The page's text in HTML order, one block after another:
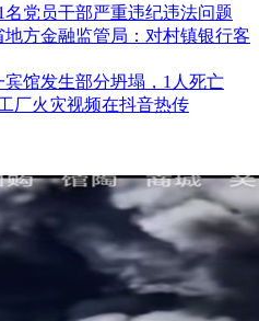
党员干部严重违纪违法问题
方金融监管局：对村镇银行客
馆发生部分坍塌，1人死亡
厂火灾视频在抖音热传